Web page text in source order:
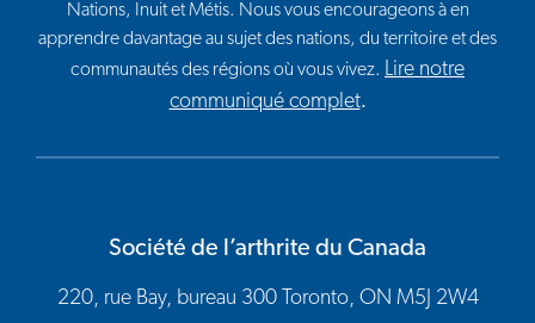
Nations, Inuit et Métis. Nous vous encourageons à en
apprendre davantage au sujet des nations, du territoire et des
communautés des régions où vous vivez. Lire notre
communiqué complet.
Société de l’arthrite du Canada
220, rue Bay, bureau 300 Toronto, ON M5J 2W4